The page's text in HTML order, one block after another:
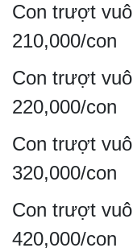
Con trượt
210,000/con
Con trượt
220,000/con
Con trượt
320,000/con
Con trượt
420,000/con